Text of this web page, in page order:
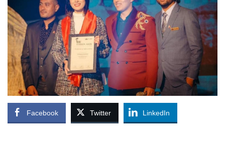
Facebook Twitter LinkedIn